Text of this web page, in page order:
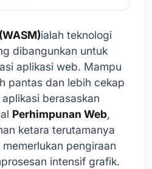
ialah teknologi
dibangunkan untuk
aplikasi web. Mampu
pantas dan lebih cekap
berasaskan
Perhimpunan Web,
ketara terutamanya
pengiraan
intensif grafik.